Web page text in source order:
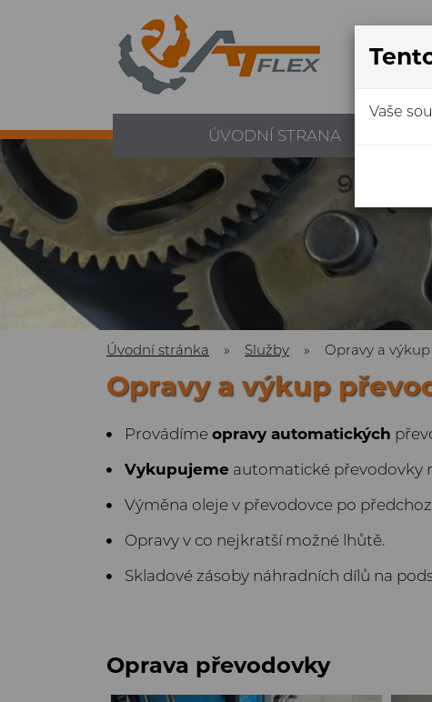
ÚVODNÍ STRANA
Úvodní stránka » Služby » Opravy a
Opravy a výkup
Provádíme opravy automatických
Vykupujeme automatické převodovky
Výměna oleje v převodovce po
Opravy v co nejkratší možné lhůtě.
Skladové zásoby náhradních dílů na
Oprava převodovky
Vaše